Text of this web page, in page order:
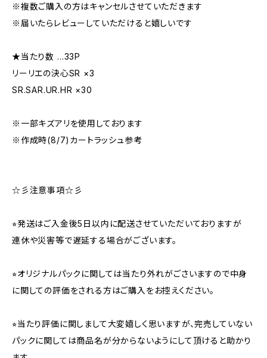
※複数ご購入の方はキャンセルさせていただきます
※届いたらレビューしていただけると嬉しいです
★当たり数 …33P
リーリエの決心SR ×3
SR.SAR.UR.HR ×30
※一部キズアリを使用しております
※作成時(8/7)カートラッシュ参考
☆彡注意事項☆彡
⭐︎発送はご入金後5日以内に配送させていただいておりますが
連休や災害等で遅延する場合がございます。
⭐︎オリジナルパックに関しては当たり外れがごさいますので中身
に関しての評価をされる方はご購入をお控えください。
⭐︎当たり評価に関しまして大変嬉しく思いますが、完売していない
パックに関しては商品名が分からないようにして頂けると助かり